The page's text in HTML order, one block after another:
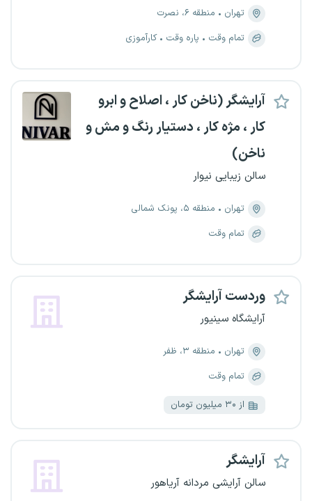
تهران
منطقه ۶، نصرت
تمام وقت
پاره وقت کارآموزی
آرایشگر (ناخن کار ، اصلاح و ابرو
کار ، مژه کار ، دستیار رنگ و مش و
ناخن)
سالن زیبایی نیوار
تهران
منطقه ۵، پونک شمالی
تمام وقت
وردست آرایشگر
آرایشگاه سینیور
تهران
منطقه ۳، ظفر
تمام وقت
از ۳۰ میلیون تومان
آرایشگر
سالن آرایشی مردانه آریاهور